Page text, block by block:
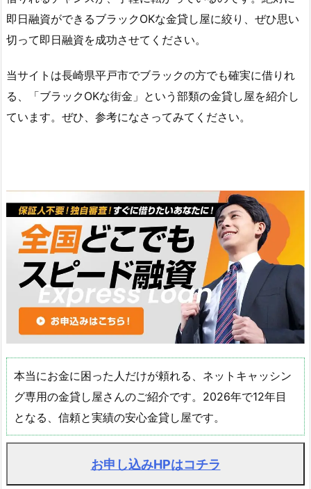
即日融資ができるブラックOKな金貸し屋に絞り、ぜひ思い
切って即日融資を成功させてください。
当サイトは長崎県平戸市でブラックの方でも確実に借りれ
る、「ブラックOKな街金」という部類の金貸し屋を紹介し
ています。ぜひ、参考になさってみてください。
本当にお金に困った人だけが頼れる、ネットキャッシン
グ専用の金貸し屋さんのご紹介です。2026年で12年目
となる、信頼と実績の安心金貸し屋です。
お申し込みHPはコチラ